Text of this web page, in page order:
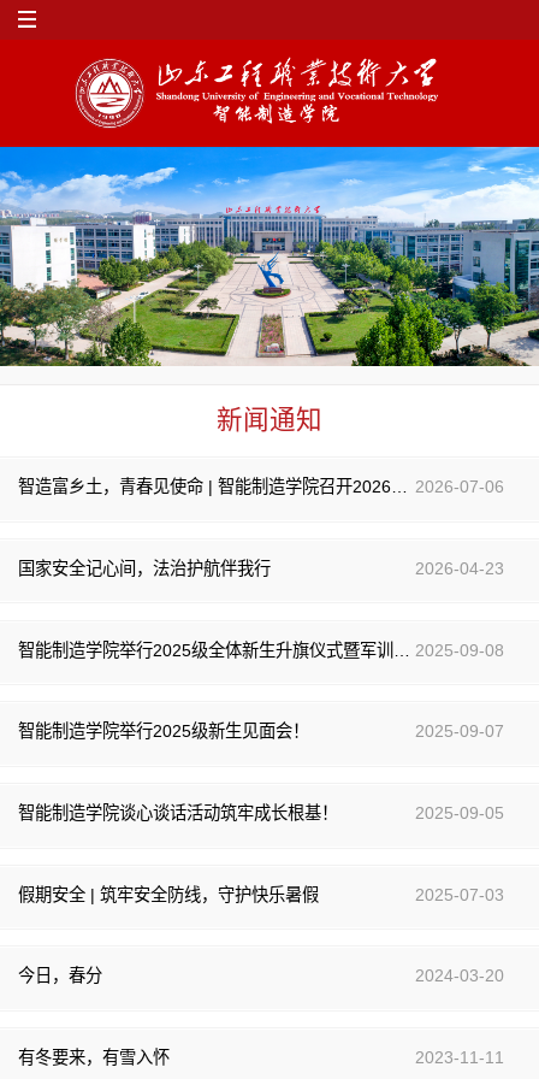
新闻通知
智造富乡土，青春见使命 | 智能制造学院召开2026年暑期三下乡项目答辩暨出行安全专题指导培训会 2026-07-06
国家安全记心间，法治护航伴我行 2026-04-23
2025-09-08
智能制造学院举行2025级新生见面会！ 2025-09-07
智能制造学院谈心谈话活动筑牢成长根基！ 2025-09-05
假期安全 | 筑牢安全防线，守护快乐暑假 2025-07-03
今日，春分 2024-03-20
有冬要来，有雪入怀 2023-11-11